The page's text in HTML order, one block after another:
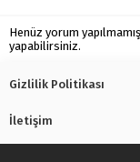
Henüz yorum
yapabilirsiniz.
Gizlilik Politikası
İletişim